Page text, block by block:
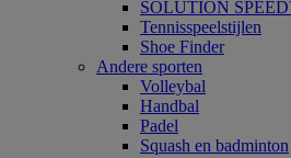
SOLUTION
Tennisspeelstijlen
Shoe Finder
Andere sporten
Volleybal
Handbal
Padel
Squash en badminton